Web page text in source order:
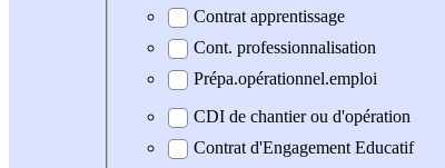
Contrat apprentissage
Cont. professionnalisation
Prépa.opérationnel.emploi
CDI de chantier ou d'opération
Contrat d'Engagement Educatif